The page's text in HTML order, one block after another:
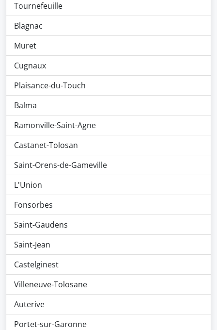
Tournefeuille
Blagnac
Muret
Cugnaux
Plaisance-du-Touch
Balma
Ramonville-Saint-Agne
Castanet-Tolosan
Saint-Orens-de-Gameville
L'Union
Fonsorbes
Saint-Gaudens
Saint-Jean
Castelginest
Villeneuve-Tolosane
Auterive
Portet-sur-Garonne